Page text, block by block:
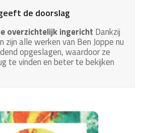
de doorslag
overzichtelijk ingericht Dankzij
zijn alle werken van Ben Joppe nu
opgeslagen, waardoor ze
te vinden en beter te bekijken